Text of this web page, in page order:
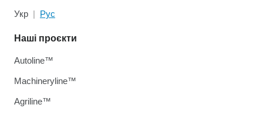
Укр Рус
Наші проєкти
Autoline™
Machineryline™
Agriline™